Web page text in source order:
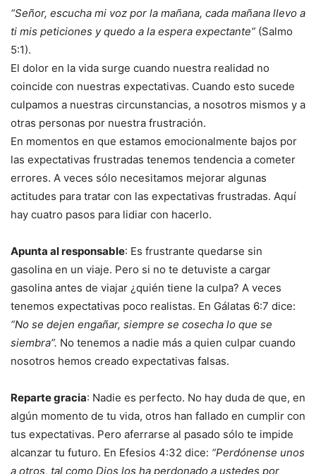
“Señor, escucha mi voz por la mañana, cada mañana llevo a
ti mis peticiones y quedo a la espera expectante” (Salmo
5:1).
El dolor en la vida surge cuando nuestra realidad no
coincide con nuestras expectativas. Cuando esto sucede
culpamos a nuestras circunstancias, a nosotros mismos y a
otras personas por nuestra frustración.
En momentos en que estamos emocionalmente bajos por
las expectativas frustradas tenemos tendencia a cometer
errores. A veces sólo necesitamos mejorar algunas
actitudes para tratar con las expectativas frustradas. Aquí
hay cuatro pasos para lidiar con hacerlo.
Apunta al responsable: Es frustrante quedarse sin
gasolina en un viaje. Pero si no te detuviste a cargar
gasolina antes de viajar ¿quién tiene la culpa? A veces
tenemos expectativas poco realistas. En Gálatas 6:7 dice:
“No se dejen engañar, siempre se cosecha lo que se
siembra”. No tenemos a nadie más a quien culpar cuando
nosotros hemos creado expectativas falsas.
Reparte gracia: Nadie es perfecto. No hay duda de que, en
algún momento de tu vida, otros han fallado en cumplir con
tus expectativas. Pero aferrarse al pasado sólo te impide
alcanzar tu futuro. En Efesios 4:32 dice: “Perdónense unos
a otros, tal como Dios los ha perdonado a ustedes por